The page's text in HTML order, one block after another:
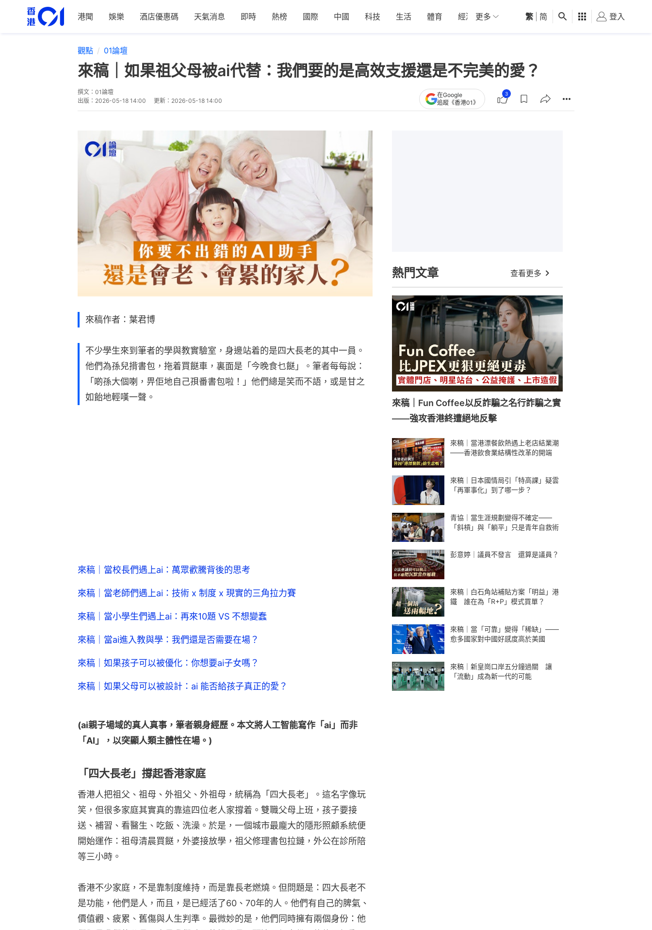
港聞 娛樂 酒店優惠碼 天氣消息 即時 熱榜 國際 中國 科技 生活 體育 經濟 01深圳 觀點 健康 好食玩飛
更多 繁 简 登入
觀點 01論壇
來稿｜如果祖父母被ai代替：我們要的是高效支援還是不完美的愛？
撰文： 01論壇
出版： 2026-05-18 14:00 更新： 2026-05-18 14:00
在Google
追蹤《香港01》
3
來稿作者：葉君博
不少學生來到筆者的學與教實驗室，身邊站着的是四大長老的其中一員。
他們為孫兒揹書包，拖着買餸車，裏面是「今晚食乜餸」。筆者每每說：
「啲孫大個喇，畀佢地自己孭番書包啦！」他們總是笑而不語，或是甘之
如飴地輕嘆一聲。
來稿｜當校長們遇上ai：萬眾歡騰背後的思考
來稿｜當老師們遇上ai：技術 x 制度 x 現實的三角拉力賽
來稿｜當小學生們遇上ai：再來10題 VS 不想變蠢
來稿｜當ai進入教與學：我們還是否需要在場？
來稿｜如果孩子可以被優化：你想要ai子女嗎？
來稿｜如果父母可以被設計：ai 能否給孩子真正的愛？
(ai親子場域的真人真事，筆者親身經歷。本文將人工智能寫作「ai」而非
「AI」，以突顯人類主體性在場。)
「四大長老」撐起香港家庭
香港人把祖父、祖母、外祖父、外祖母，統稱為「四大長老」。這名字像玩
笑，但很多家庭其實真的靠這四位老人家撐着。雙職父母上班，孩子要接
送、補習、看醫生、吃飯、洗澡。於是，一個城市最龐大的隱形照顧系統便
開始運作：祖母清晨買餸，外婆接放學，祖父修理書包拉鏈，外公在診所陪
等三小時。
香港不少家庭，不是靠制度維持，而是靠長老燃燒。但問題是：四大長老不
是功能，他們是人，而且，是已經活了60、70年的人。他們有自己的脾氣、
價值觀、疲累、舊傷與人生判準。最微妙的是，他們同時擁有兩個身份：他
熱門文章 查看更多
來稿｜Fun Coffee以反詐騙之名行詐騙之實
——強攻香港終遭絕地反擊
來稿｜當港漂餐飲熱遇上老店結業潮
——香港飲食業結構性改革的開端
來稿｜日本國情局引「特高課」疑雲
「再軍事化」到了哪一步？
青協｜當生涯規劃變得不確定——
「斜槓」與「躺平」只是青年自救術
彭意婷｜議員不發言 還算是議員？
來稿｜白石角站補貼方案「明益」港
鐵 誰在為「R+P」模式買單？
來稿｜當「可靠」變得「稀缺」——
愈多國家對中國好感度高於美國
來稿｜新皇崗口岸五分鐘過關 讓
「流動」成為新一代的可能